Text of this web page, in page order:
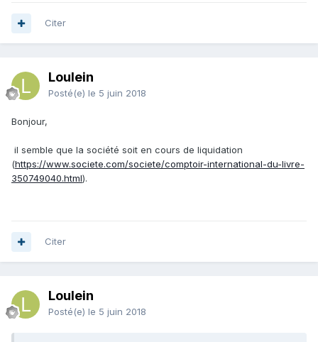
Citer
Loulein
Posté(e) le 5 juin 2018
Bonjour,
il semble que la société soit en cours de liquidation
(https://www.societe.com/societe/comptoir-international-du-livre-
350749040.html).
Citer
Loulein
Posté(e) le 5 juin 2018